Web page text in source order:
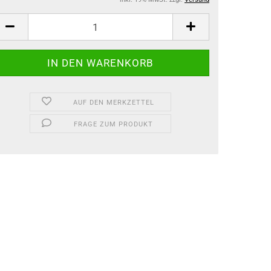
AUF DEN MERKZETTEL
FRAGE ZUM PRODUKT